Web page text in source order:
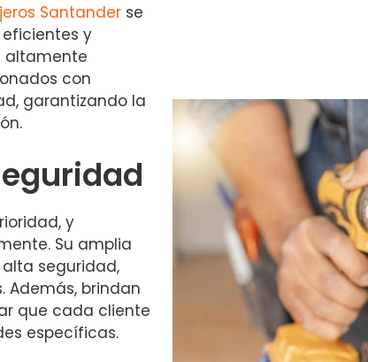
Santander se
y
altamente
con
garantizando la
y
Su amplia
seguridad,
Además, brindan
que cada cliente
específicas.